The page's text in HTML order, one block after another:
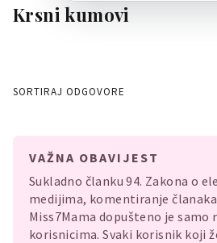
Krsni kumovi
SORTIRAJ ODGOVORE
VAŽNA OBAVIJEST
Sukladno članku 94. Zakona o
medijima, komentiranje
Miss7Mama dopušteno je
korisnicima. Svaki korisnik koji